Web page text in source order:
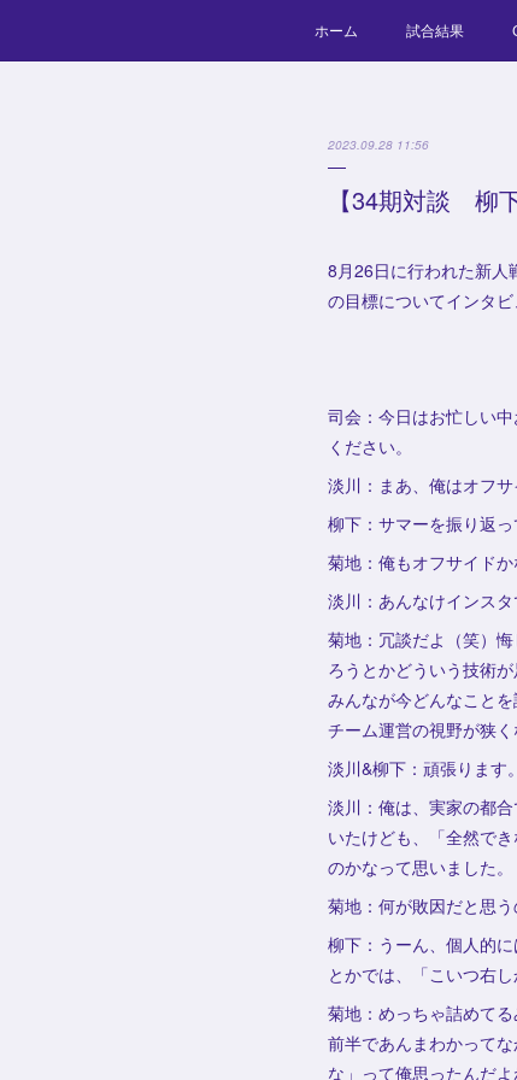
ホーム 試合結果
2023.09.28 11:56
【34期対談 柳
8月26日に行われた新人
の目標についてインタビ
司会：今日はお忙しい
ください。
淡川：まあ、俺はオフ
柳下：サマーを振り返
菊地：俺もオフサイドか
淡川：あんなけインス
菊地：冗談だよ（笑）
ろうとかどういう技術
みんなが今どんなこと
チーム運営の視野が狭
淡川&柳下：頑張ります。
淡川：俺は、実家の都
いたけども、「全然で
のかなって思いました。
菊地：何が敗因だと思
柳下：うーん、個人的
とかでは、「こいつ右
菊地：めっちゃ詰めて
前半であんまわかって
な」って俺思ったんだ